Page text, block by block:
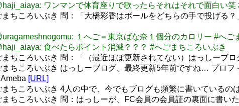
ワンマンで体育座りで歌ったらそれはそれで面白い笑
まちころいぶき 問：「大橋彩香はボールをどちらの手で投げ
１へご＝東京ばな奈１個分のカロリー #へご
食べたらポイント消滅？？？ #へごまちころいぶき
まちころいぶき 問：「（最近ほぼ更新されてない）はっしーブ
まちころいぶき はっしーブログ、最終更新5年前ですね… プロ
[URL]
まちころいぶき 4人の中で、今でもブログも頻繁に書いているの
まちころいぶき 問：はっしーが、FC会員の会員証の裏面に書い